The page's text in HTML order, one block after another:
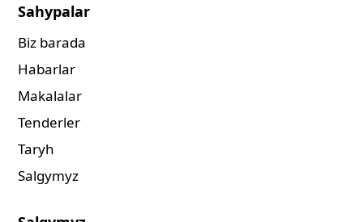
Sahypalar
Biz barada
Habarlar
Makalalar
Tenderler
Taryh
Salgymyz